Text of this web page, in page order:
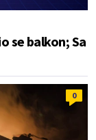
se balkon; Sa
0